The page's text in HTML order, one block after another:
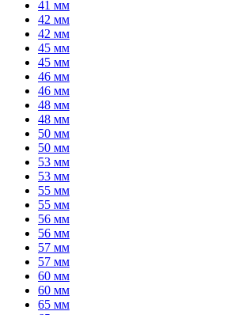
41 мм
42 мм
42 мм
45 мм
45 мм
46 мм
46 мм
48 мм
48 мм
50 мм
50 мм
53 мм
53 мм
55 мм
55 мм
56 мм
56 мм
57 мм
57 мм
60 мм
60 мм
65 мм